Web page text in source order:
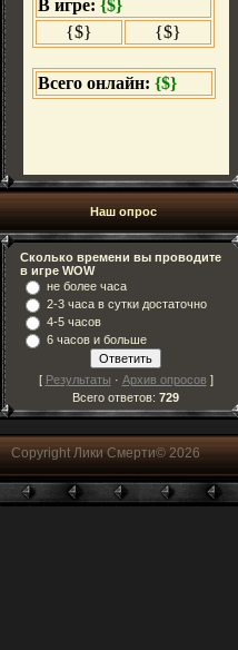
Наш опрос
Сколько времени вы проводите
в игре WOW
не более часа
2-3 часа в сутки достаточно
4-5 часов
6 часов и больше
[ Результаты · Архив опросов ]
Всего ответов: 729
Copyright Лики Смерти© 2026